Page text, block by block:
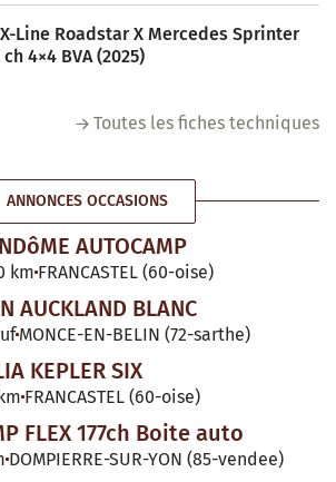
X-Line Roadstar X Mercedes Sprinter
4×4 BVA (2025)
Toutes les fiches techniques
ANNONCES OCCASIONS
AUTOCAMP
km FRANCASTEL (60-oise)
AUCKLAND BLANC
MONCE-EN-BELIN (72-sarthe)
KEPLER SIX
FRANCASTEL (60-oise)
FLEX 177ch Boite auto
DOMPIERRE-SUR-YON (85-vendee)